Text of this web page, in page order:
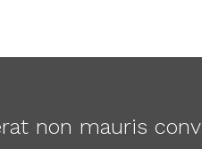
non mauris